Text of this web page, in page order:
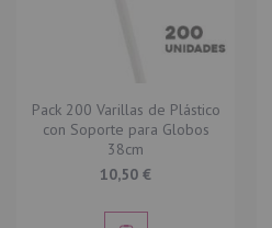
Pack 200 Varillas de Plástico
con Soporte para Globos
38cm
10,50 €